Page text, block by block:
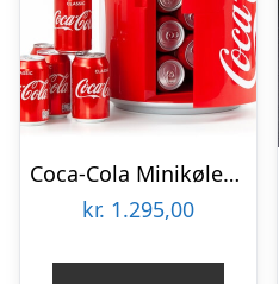
Coca-Cola Minikøleskab
kr. 1.295,00